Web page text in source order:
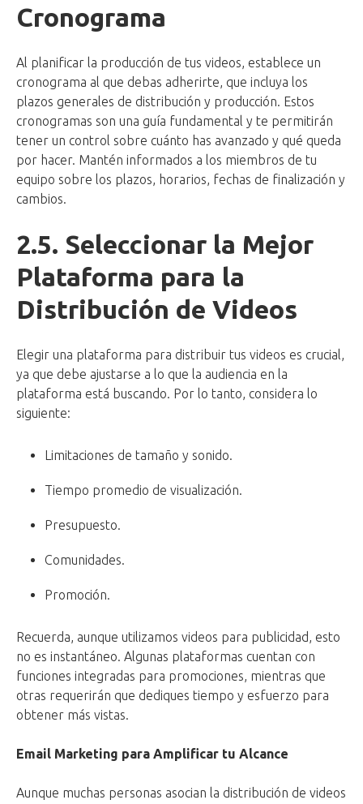
Cronograma
Al planificar la producción de tus videos, establece un
cronograma al que debas adherirte, que incluya los
plazos generales de distribución y producción. Estos
cronogramas son una guía fundamental y te permitirán
tener un control sobre cuánto has avanzado y qué queda
por hacer. Mantén informados a los miembros de tu
equipo sobre los plazos, horarios, fechas de finalización y
cambios.
2.5. Seleccionar la Mejor
Plataforma para la
Distribución de Videos
Elegir una plataforma para distribuir tus videos es crucial,
ya que debe ajustarse a lo que la audiencia en la
plataforma está buscando. Por lo tanto, considera lo
siguiente:
Limitaciones de tamaño y sonido.
Tiempo promedio de visualización.
Presupuesto.
Comunidades.
Promoción.
Recuerda, aunque utilizamos videos para publicidad, esto
no es instantáneo. Algunas plataformas cuentan con
funciones integradas para promociones, mientras que
otras requerirán que dediques tiempo y esfuerzo para
obtener más vistas.
Email Marketing para Amplificar tu Alcance
Aunque muchas personas asocian la distribución de videos